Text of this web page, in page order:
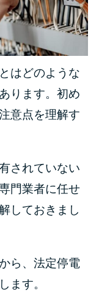
はどのような
ります。初め
意点を理解す
されていない
門業者に任せ
しておきまし
ら、法定停電
ます。